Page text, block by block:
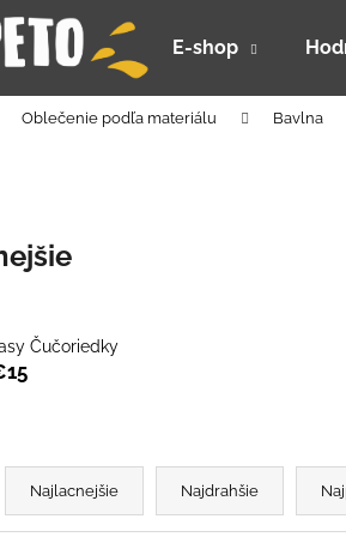
E-shop
Oblečenie podľa materiálu Bavlna
Čučoriedky
Najlacnejšie Najdrahšie
LETNÝ KLOBÚČIK UV 30 S